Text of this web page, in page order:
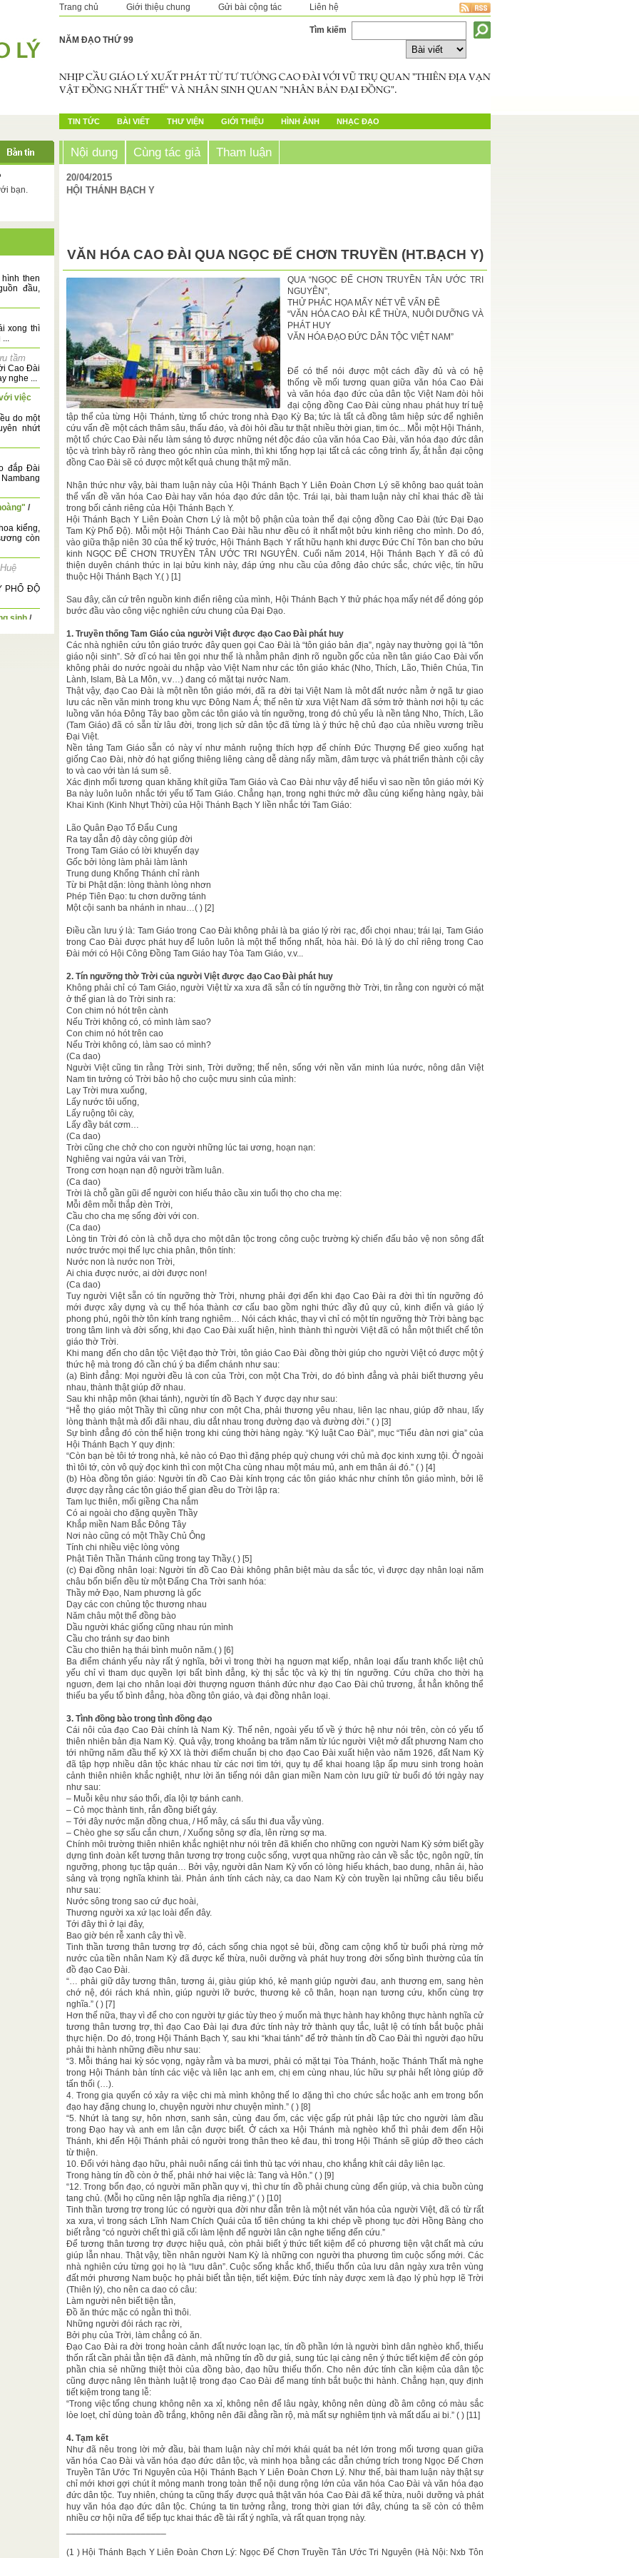
Trang chủ Giới thiệu chung Gửi bài cộng tác Liên hệ
NĂM ĐẠO THỨ 99
Tìm kiếm
TIN TỨC BÀI VIẾT THƯ VIỆN GIỚI THIỆU HÌNH ẢNH NHẠC ĐẠO
bạn.
then
đầu,
xong thì
...
tầm
Cao Đài
nghe ...
việc
do một
nhứt
đắp Đài
/
kiểng,
còn
Huệ
PHỔ ĐỘ
sinh /
Nội dung Cùng tác giả Tham luận
20/04/2015
HỘI THÁNH BẠCH Y
VĂN HÓA CAO ĐÀI QUA NGỌC ĐẾ CHƠN TRUYỀN (HT.BẠCH Y)
QUA “NGỌC ĐẾ CHƠN TRUYỀN TÂN ƯỚC TRI
NGUYÊN”,
THỬ PHÁC HỌA MẤY NÉT VỀ VẤN ĐỀ
“VĂN HÓA CAO ĐÀI KẾ THỪA, NUÔI DƯỠNG VÀ
PHÁT HUY
VĂN HÓA ĐẠO ĐỨC DÂN TỘC VIỆT NAM”
Để có thể nói được một cách đầy đủ và có hệ
thống về mối tương quan giữa văn hóa Cao Đài
và văn hóa đạo đức của dân tộc Việt Nam đòi hỏi
đại cộng đồng Cao Đài cùng nhau phát huy trí tuệ
tập thể của từng Hội Thánh, từng tổ chức trong nhà Đạo Kỳ Ba; tức là tất cả đồng tâm hiệp sức để nghiên
cứu vấn đề một cách thâm sâu, thấu đáo, và đòi hỏi đầu tư thật nhiều thời gian, tim óc... Mỗi một Hội Thánh,
một tổ chức Cao Đài nếu làm sáng tỏ được những nét độc đáo của văn hóa Cao Đài, văn hóa đạo đức dân
tộc và trình bày rõ ràng theo góc nhìn của mình, thì khi tổng hợp lại tất cả các công trình ấy, ắt hẳn đại cộng
đồng Cao Đài sẽ có được một kết quả chung thật mỹ mãn.
Nhận thức như vậy, bài tham luận này của Hội Thánh Bạch Y Liên Đoàn Chơn Lý sẽ không bao quát toàn
thể vấn đề văn hóa Cao Đài hay văn hóa đạo đức dân tộc. Trái lại, bài tham luận này chỉ khai thác đề tài
trong bối cảnh riêng của Hội Thánh Bạch Y.
Hội Thánh Bạch Y Liên Đoàn Chơn Lý là một bộ phận của toàn thể đại cộng đồng Cao Đài (tức Đại Đạo
Tam Kỳ Phổ Độ). Mỗi một Hội Thánh Cao Đài hầu như đều có ít nhất một bửu kinh riêng cho mình. Do đó,
vào giữa thập niên 30 của thế kỷ trước, Hội Thánh Bạch Y rất hữu hạnh khi được Đức Chí Tôn ban cho bửu
kinh NGỌC ĐẾ CHƠN TRUYỀN TÂN ƯỚC TRI NGUYÊN. Cuối năm 2014, Hội Thánh Bạch Y đã có đủ
thiện duyên chánh thức in lại bửu kinh này, đáp ứng nhu cầu của đông đảo chức sắc, chức việc, tín hữu
thuộc Hội Thánh Bạch Y.( ) [1]
Sau đây, căn cứ trên nguồn kinh điển riêng của mình, Hội Thánh Bạch Y thử phác họa mấy nét để đóng góp
bước đầu vào công việc nghiên cứu chung của Đại Đạo.
1. Truyền thống Tam Giáo của người Việt được đạo Cao Đài phát huy
Các nhà nghiên cứu tôn giáo trước đây quen gọi Cao Đài là “tôn giáo bản địa”, ngày nay thường gọi là “tôn
giáo nội sinh”. Sở dĩ có hai tên gọi như thế là nhằm phân định rõ nguồn gốc của nền tân giáo Cao Đài vốn
không phải do nước ngoài du nhập vào Việt Nam như các tôn giáo khác (Nho, Thích, Lão, Thiên Chúa, Tin
Lành, Islam, Bà La Môn, v.v…) đang có mặt tại nước Nam.
Thật vậy, đạo Cao Đài là một nền tôn giáo mới, đã ra đời tại Việt Nam là môt đất nước nằm ở ngã tư giao
lưu các nền văn minh trong khu vực Đông Nam Á; thế nên từ xưa Việt Nam đã sớm trở thành nơi hội tụ các
luồng văn hóa Đông Tây bao gồm các tôn giáo và tín ngưỡng, trong đó chủ yếu là nền tảng Nho, Thích, Lão
(Tam Giáo) đã có sẵn từ lâu đời, trong lịch sử dân tộc đã từng là ý thức hệ chủ đạo của nhiều vương triều
Đại Việt.
Nền tảng Tam Giáo sẵn có này ví như mảnh ruộng thích hợp để chính Đức Thượng Đế gieo xuống hạt
giống Cao Đài, nhờ đó hạt giống thiêng liêng càng dễ dàng nẩy mầm, đâm tược và phát triển thành cội cây
to và cao với tàn lá sum sê.
Xác định mối tương quan khăng khít giữa Tam Giáo và Cao Đài như vậy để hiểu vì sao nền tôn giáo mới Kỳ
Ba này luôn luôn nhắc tới yếu tố Tam Giáo. Chẳng hạn, trong nghi thức mở đầu cúng kiếng hàng ngày, bài
Khai Kinh (Kinh Nhựt Thời) của Hội Thánh Bạch Y liền nhắc tới Tam Giáo:
Lão Quân Đạo Tổ Đẩu Cung
Ra tay dẫn độ dày công giúp đời
Trong Tam Giáo có lời khuyến dạy
Gốc bởi lòng làm phải làm lành
Trung dung Khổng Thánh chỉ rành
Từ bi Phật dặn: lòng thành lòng nhơn
Phép Tiên Đạo: tu chơn dưỡng tánh
Một cội sanh ba nhánh in nhau…( ) [2]
Điều cần lưu ý là: Tam Giáo trong Cao Đài không phải là ba giáo lý rời rạc, đối chọi nhau; trái lại, Tam Giáo
trong Cao Đài được phát huy để luôn luôn là một thể thống nhất, hòa hài. Đó là lý do chỉ riêng trong Cao
Đài mới có Hội Công Đồng Tam Giáo hay Tòa Tam Giáo, v.v...
2. Tín ngưỡng thờ Trời của người Việt được đạo Cao Đài phát huy
Không phải chỉ có Tam Giáo, người Việt từ xa xưa đã sẵn có tín ngưỡng thờ Trời, tin rằng con người có mặt
ở thế gian là do Trời sinh ra:
Con chim nó hót trên cành
Nếu Trời không có, có mình làm sao?
Con chim nó hót trên cao
Nếu Trời không có, làm sao có mình?
(Ca dao)
Người Việt cũng tin rằng Trời sinh, Trời dưỡng; thế nên, sống với nền văn minh lúa nước, nông dân Việt
Nam tin tưởng có Trời bảo hộ cho cuộc mưu sinh của mình:
Lạy Trời mưa xuống,
Lấy nước tôi uống,
Lấy ruộng tôi cày,
Lấy đầy bát cơm…
(Ca dao)
Trời cũng che chở cho con người những lúc tai ương, hoạn nạn:
Nghiêng vai ngửa vái van Trời,
Trong cơn hoạn nạn độ người trầm luân.
(Ca dao)
Trời là chỗ gần gũi để người con hiếu thảo cầu xin tuổi thọ cho cha mẹ:
Mỗi đêm mỗi thắp đèn Trời,
Cầu cho cha mẹ sống đời với con.
(Ca dao)
Lòng tin Trời đó còn là chỗ dựa cho một dân tộc trong công cuộc trường kỳ chiến đấu bảo vệ non sông đất
nước trước mọi thế lực chia phân, thôn tính:
Nước non là nước non Trời,
Ai chia được nước, ai dời được non!
(Ca dao)
Tuy người Việt sẵn có tín ngưỡng thờ Trời, nhưng phải đợi đến khi đạo Cao Đài ra đời thì tín ngưỡng đó
mới được xây dựng và cụ thể hóa thành cơ cấu bao gồm nghi thức đầy đủ quy củ, kinh điển và giáo lý
phong phú, ngôi thờ tôn kính trang nghiêm… Nói cách khác, thay vì chỉ có một tín ngưỡng thờ Trời bàng bạc
trong tâm linh và đời sống, khi đạo Cao Đài xuất hiện, hình thành thì người Việt đã có hẳn một thiết chế tôn
giáo thờ Trời.
Khi mang đến cho dân tộc Việt đạo thờ Trời, tôn giáo Cao Đài đồng thời giúp cho người Việt có được một ý
thức hệ mà trong đó cần chú ý ba điểm chánh như sau:
(a) Bình đẳng: Mọi người đều là con của Trời, con một Cha Trời, do đó bình đẳng và phải biết thương yêu
nhau, thành thật giúp đỡ nhau.
Sau khi nhập môn (khai tánh), người tín đồ Bạch Y được dạy như sau:
“Hễ thọ giáo một Thầy thì cũng như con một Cha, phải thương yêu nhau, liên lạc nhau, giúp đỡ nhau, lấy
lòng thành thật mà đối đãi nhau, dìu dắt nhau trong đường đạo và đường đời.” ( ) [3]
Sự bình đẳng đó còn thể hiện trong khi cúng thời hàng ngày. “Kỷ luật Cao Đài”, mục “Tiểu đàn nơi gia” của
Hội Thánh Bạch Y quy định:
“Còn bạn bè tôi tớ trong nhà, kẻ nào có Đạo thì đặng phép quỳ chung với chủ mà đọc kinh xưng tội. Ở ngoài
thì tôi tớ, còn vô quỳ đọc kinh thì con một Cha cùng nhau một máu mủ, anh em thân ái đó.” ( ) [4]
(b) Hòa đồng tôn giáo: Người tín đồ Cao Đài kính trọng các tôn giáo khác như chính tôn giáo mình, bởi lẽ
được dạy rằng các tôn giáo thế gian đều do Trời lập ra:
Tam lục thiên, mối giềng Cha nắm
Có ai ngoài cho đặng quyền Thầy
Khắp miền Nam Bắc Đông Tây
Nơi nào cũng có một Thầy Chủ Ông
Tính chi nhiều việc lòng vòng
Phật Tiên Thần Thánh cũng trong tay Thầy.( ) [5]
(c) Đại đồng nhân loại: Người tín đồ Cao Đài không phân biệt màu da sắc tóc, vì được dạy nhân loại năm
châu bốn biển đều từ một Đấng Cha Trời sanh hóa:
Thầy mở Đạo, Nam phương là gốc
Dạy các con chủng tộc thương nhau
Năm châu một thể đồng bào
Dầu người khác giống cũng nhau rún mình
Cầu cho tránh sự đao binh
Cầu cho thiên hạ thái bình muôn năm.( ) [6]
Ba điểm chánh yếu này rất ý nghĩa, bởi vì trong thời hạ nguơn mạt kiếp, nhân loại đấu tranh khốc liệt chủ
yếu chỉ vì tham dục quyền lợi bất bình đẳng, kỳ thị sắc tộc và kỳ thị tín ngưỡng. Cứu chữa cho thời hạ
nguơn, đem lại cho nhân loại đời thượng nguơn thánh đức như đạo Cao Đài chủ trương, ắt hẳn không thể
thiếu ba yếu tố bình đẳng, hòa đồng tôn giáo, và đại đồng nhân loại.
3. Tình đồng bào trong tình đồng đạo
Cái nôi của đạo Cao Đài chính là Nam Kỳ. Thế nên, ngoài yếu tố về ý thức hệ như nói trên, còn có yếu tố
thiên nhiên bản địa Nam Kỳ. Quả vậy, trong khoảng ba trăm năm từ lúc người Việt mở đất phương Nam cho
tới những năm đầu thế kỷ XX là thời điểm chuẩn bị cho đạo Cao Đài xuất hiện vào năm 1926, đất Nam Kỳ
đã tập hợp nhiều dân tộc khác nhau từ các nơi tìm tới, quy tụ để khai hoang lập ấp mưu sinh trong hoàn
cảnh thiên nhiên khắc nghiệt, như lời ăn tiếng nói dân gian miền Nam còn lưu giữ từ buổi đó tới ngày nay
như sau:
– Muỗi kêu như sáo thổi, đỉa lội tợ bánh canh.
– Cỏ mọc thành tinh, rắn đồng biết gáy.
– Tới đây nước mặn đồng chua, / Hổ mây, cá sấu thi đua vẫy vùng.
– Chèo ghe sợ sấu cắn chưn, / Xuống sông sợ đỉa, lên rừng sợ ma.
Chính môi trường thiên nhiên khắc nghiệt như nói trên đã khiến cho những con người Nam Kỳ sớm biết gầy
dựng tình đoàn kết tương thân tương trợ trong cuộc sống, vượt qua những rào cản về sắc tộc, ngôn ngữ, tín
ngưỡng, phong tục tập quán… Bởi vậy, người dân Nam Kỳ vốn có lòng hiếu khách, bao dung, nhân ái, hào
sảng và trọng nghĩa khinh tài. Phản ánh tính cách này, ca dao Nam Kỳ còn truyền lại những câu tiêu biểu
như sau:
Nước sông trong sao cứ đục hoài,
Thương người xa xứ lạc loài đến đây.
Tới đây thì ở lại đây,
Bao giờ bén rễ xanh cây thì về.
Tinh thần tương thân tương trợ đó, cách sống chia ngọt sẻ bùi, đồng cam cộng khổ từ buổi phá rừng mở
nước của tiền nhân Nam Kỳ đã được kế thừa, nuôi dưỡng và phát huy trong đời sống bình thường của tín
đồ đạo Cao Đài.
“… phải giữ dây tương thân, tương ái, giàu giúp khó, kẻ mạnh giúp người đau, anh thương em, sang hèn
chớ nệ, đói rách khá nhìn, giúp người lỡ bước, thương kẻ cô thân, hoạn nạn tương cứu, khốn cùng trợ
nghĩa.” ( ) [7]
Hơn thế nữa, thay vì để cho con người tự giác tùy theo ý muốn mà thực hành hay không thực hành nghĩa cử
tương thân tương trợ, thì đạo Cao Đài lại đưa đức tính này trở thành quy tắc, luật lệ có tính bắt buộc phải
thực hiện. Do đó, trong Hội Thánh Bạch Y, sau khi “khai tánh” để trở thành tín đồ Cao Đài thì người đạo hữu
phải thi hành những điều như sau:
“3. Mỗi tháng hai kỳ sóc vọng, ngày rằm và ba mươi, phải có mặt tại Tòa Thánh, hoặc Thánh Thất mà nghe
trong Hội Thánh bàn tính các việc và liên lạc anh em, chị em cùng nhau, lúc hữu sự phải hết lòng giúp đỡ
tấn thối (…).
4. Trong gia quyến có xảy ra việc chi mà mình không thế lo đặng thì cho chức sắc hoặc anh em trong bổn
đạo hay đặng chung lo, chuyện người như chuyện mình.” ( ) [8]
“5. Nhứt là tang sự, hôn nhơn, sanh sản, cùng đau ốm, các việc gấp rút phải lập tức cho người làm đầu
trong Đạo hay và anh em lân cận được biết. Ở cách xa Hội Thánh mà nghèo khổ thì phải đem đến Hội
Thánh, khi đến Hội Thánh phải có người trong thân theo kẻ đau, thì trong Hội Thánh sẽ giúp đỡ theo cách
từ thiện.
10. Đối với hàng đạo hữu, phải nuôi nấng cái tình thù tạc với nhau, cho khắng khít cái dây liên lạc.
Trong hàng tín đồ còn ở thế, phải nhớ hai việc là: Tang và Hôn.” ( ) [9]
“12. Trong bổn đạo, có người mãn phần quy vị, thì chư tín đồ phải chung cùng đến giúp, và chia buồn cùng
tang chủ. (Mỗi họ cũng nên lập nghĩa địa riêng.)” ( ) [10]
Tinh thần tương trợ trong lúc có người qua đời như dẫn trên là một nét văn hóa của người Việt, đã có từ rất
xa xưa, vì trong sách Lĩnh Nam Chích Quái của tổ tiên chúng ta khi chép về phong tục đời Hồng Bàng cho
biết rằng “có người chết thì giã cối làm lệnh để người lân cận nghe tiếng đến cứu.”
Để tương thân tương trợ được hiệu quả, còn phải biết ý thức tiết kiệm để có phương tiện vật chất mà cứu
giúp lẫn nhau. Thật vậy, tiền nhân người Nam Kỳ là những con người tha phương tìm cuộc sống mới. Các
nhà nghiên cứu từng gọi họ là “lưu dân”. Cuộc sống khắc khổ, thiếu thốn của lưu dân ngày xưa trên vùng
đất mới phương Nam buộc họ phải biết tằn tiện, tiết kiệm. Đức tính này được xem là đạo lý phù hợp lẽ Trời
(Thiên lý), cho nên ca dao có câu:
Làm người nên biết tiện tằn,
Đồ ăn thức mặc có ngằn thì thôi.
Những người đói rách rạc rời,
Bởi phụ của Trời, làm chẳng có ăn.
Đạo Cao Đài ra đời trong hoàn cảnh đất nước loạn lạc, tín đồ phần lớn là người bình dân nghèo khổ, thiếu
thốn rất cần phải tằn tiện đã đành, mà những tín đồ dư giả, sung túc lại càng nên ý thức tiết kiệm để còn góp
phần chia sẻ những thiệt thòi của đồng bào, đạo hữu thiếu thốn. Cho nên đức tính cần kiệm của dân tộc
cũng được nâng lên thành luật lệ trong đạo Cao Đài để mang tính bắt buộc thi hành. Chẳng hạn, quy định
tiết kiệm trong tang lễ:
“Trong việc tống chung không nên xa xỉ, không nên để lâu ngày, không nên dùng đồ âm công có màu sắc
lòe loẹt, chỉ dùng toàn đồ trắng, không nên đãi đằng rần rộ, mà mất sự nghiêm tịnh và mất dấu ai bi.” ( ) [11]
4. Tạm kết
Như đã nêu trong lời mở đầu, bài tham luận này chỉ mới khái quát ba nét lớn trong mối tương quan giữa
văn hóa Cao Đài và văn hóa đạo đức dân tộc, và minh họa bằng các dẫn chứng trích trong Ngọc Đế Chơn
Truyền Tân Ước Tri Nguyên của Hội Thánh Bạch Y Liên Đoàn Chơn Lý. Như thế, bài tham luận này thật sự
chỉ mới khơi gợi chút ít mỏng manh trong toàn thể nội dung rộng lớn của văn hóa Cao Đài và văn hóa đạo
đức dân tộc. Tuy nhiên, chúng ta cũng thấy được quả thật văn hóa Cao Đài đã kế thừa, nuôi dưỡng và phát
huy văn hóa đạo đức dân tộc. Chúng ta tin tưởng rằng, trong thời gian tới đây, chúng ta sẽ còn có thêm
nhiều cơ hội nữa để tiếp tục khai thác đề tài rất ý nghĩa, và rất quan trọng này.
(1 ) Hội Thánh Bạch Y Liên Đoàn Chơn Lý: Ngọc Đế Chơn Truyền Tân Ước Tri Nguyên (Hà Nội: Nxb Tôn